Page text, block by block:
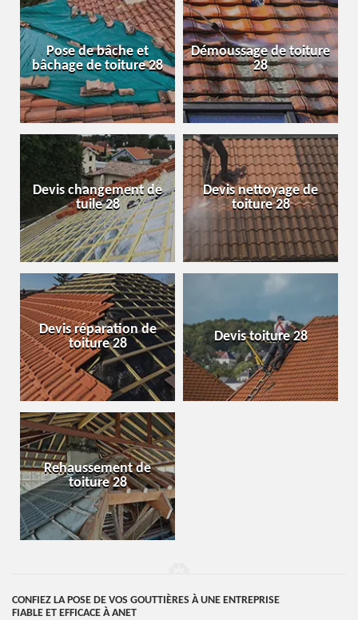
Pose de bâche et
bâchage de toiture 28
Démoussage de toiture
28
Devis changement de
tuile 28
Devis nettoyage de
toiture 28
Devis réparation de
toiture 28
Devis toiture 28
Rehaussement de
toiture 28
CONFIEZ LA POSE DE VOS GOUTTIÈRES À UNE ENTREPRISE
FIABLE ET EFFICACE À ANET